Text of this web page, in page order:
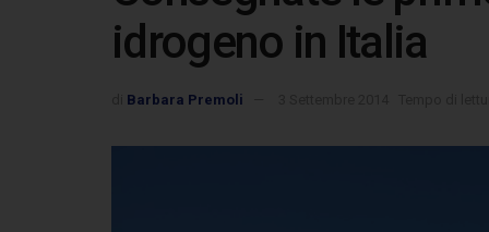
idrogeno in Italia
Barbara Premoli